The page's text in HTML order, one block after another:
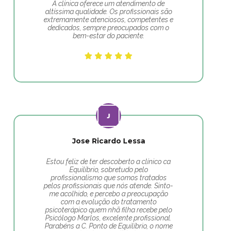
A clínica oferece um atendimento de
altíssima qualidade. Os profissionais são
extremamente atenciosos, competentes e
dedicados, sempre preocupados com o
bem-estar do paciente.
Jose Ricardo Lessa
Estou feliz de ter descoberto a clínico ca
Equilíbrio, sobretudo pelo
profissionalismo que somos tratados
pelos profissionais que nós atende. Sinto-
me acolhido, e percebo a preocupação
com a evolução do tratamento
psicoterápico quem nhã filha recebe pelo
Psicólogo Marlos, excelente profissional.
Parabéns a C. Ponto de Equilíbrio, o nome